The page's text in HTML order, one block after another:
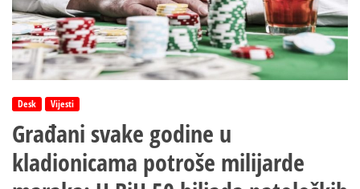
je
on
uradio
Desk Vijesti
Građani svake godine u
kladionicama potroše milijarde